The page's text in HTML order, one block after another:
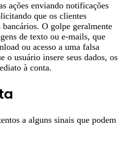
ações enviando notificações
que os clientes
O golpe geralmente
de texto ou e-mails, que
ou acesso a uma falsa
o usuário insere seus dados, os
à conta.
a alguns sinais que podem